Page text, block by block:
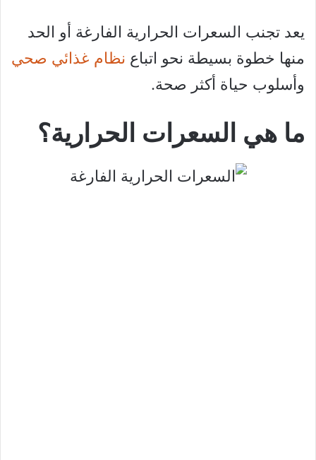
يعد تجنب السعرات الحرارية الفارغة أو الحد
منها خطوة بسيطة نحو اتباع نظام غذائي صحي
وأسلوب حياة أكثر صحة.
ما هي السعرات الحرارية؟